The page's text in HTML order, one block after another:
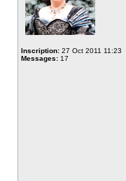
Inscription: 27 Oct 2011 11:23
Messages: 17